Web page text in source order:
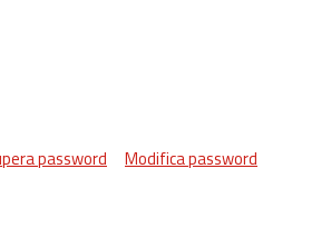
password Modifica password